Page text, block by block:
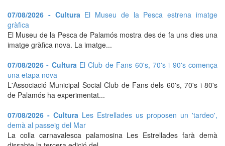
07/08/2026 - Cultura El Museu de la Pesca estrena imatge
gràfica
El Museu de la Pesca de Palamós mostra des de fa uns dies una
imatge gràfica nova. La imatge...
07/08/2026 - Cultura El Club de Fans 60's, 70's i 90's comença
una etapa nova
L'Associació Municipal Social Club de Fans dels 60's, 70's i 80's
de Palamós ha experimentat...
07/08/2026 - Cultura Les Estrellades us proposen un 'tardeo',
demà al passeig del Mar
La colla carnavalesca palamosina Les Estrellades farà demà